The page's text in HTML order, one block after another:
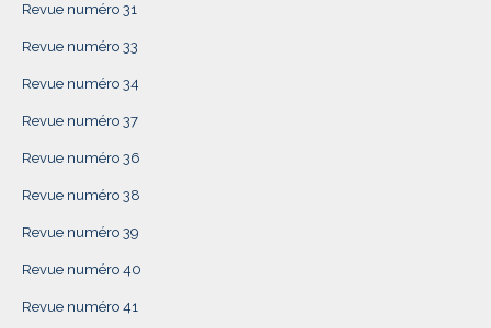
Revue numéro 31
Revue numéro 33
Revue numéro 34
Revue numéro 37
Revue numéro 36
Revue numéro 38
Revue numéro 39
Revue numéro 40
Revue numéro 41